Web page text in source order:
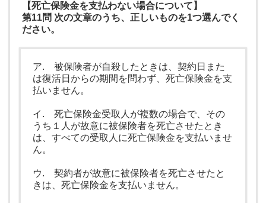
【死亡保険金を支払わない場合について】
第11問 次の文章のうち、正しいものを1つ選んでく
ださい。
ア. 被保険者が自殺したときは、契約日また
は復活日からの期間を問わず、死亡保険金を支
払いません。
イ. 死亡保険金受取人が複数の場合で、その
うち１人が故意に被保険者を死亡させたとき
は、すべての受取人に死亡保険金を支払いませ
ん。
ウ. 契約者が故意に被保険者を死亡させたと
きは、死亡保険金を支払いません。